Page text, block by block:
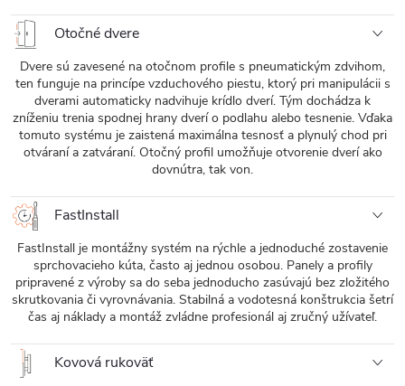
Otočné dvere
Dvere sú zavesené na otočnom profile s pneumatickým zdvihom,
ten funguje na princípe vzduchového piestu, ktorý pri manipulácii s
dverami automaticky nadvihuje krídlo dverí. Tým dochádza k
zníženiu trenia spodnej hrany dverí o podlahu alebo tesnenie. Vďaka
tomuto systému je zaistená maximálna tesnosť a plynulý chod pri
otváraní a zatváraní. Otočný profil umožňuje otvorenie dverí ako
dovnútra, tak von.
FastInstall
FastInstall je montážny systém na rýchle a jednoduché zostavenie
sprchovacieho kúta, často aj jednou osobou. Panely a profily
pripravené z výroby sa do seba jednoducho zasúvajú bez zložitého
skrutkovania či vyrovnávania. Stabilná a vodotesná konštrukcia šetrí
čas aj náklady a montáž zvládne profesionál aj zručný užívateľ.
Kovová rukoväť